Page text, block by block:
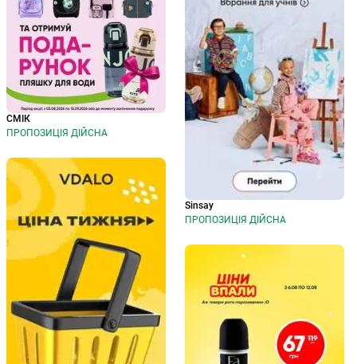
СМІК
ПРОПОЗИЦІЯ ДІЙСНА
Sinsay
ПРОПОЗИЦІЯ ДІЙСНА